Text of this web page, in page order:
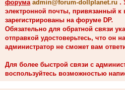
форума admin@forum-dollplanet.ru .
электронной почты, привязанный к
зарегистрированы на форуме DP.
Обязательно для обратной связи
отправкой удостоверьтесь, что он
администратор не сможет вам
Для более быстрой связи с
воспользуйтесь возможностью